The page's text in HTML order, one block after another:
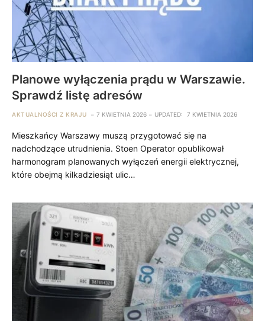
Planowe wyłączenia prądu w Warszawie.
Sprawdź listę adresów
AKTUALNOŚCI Z KRAJU 7 KWIETNIA 2026 UPDATED: 7 KWIETNIA 2026
Mieszkańcy Warszawy muszą przygotować się na
nadchodzące utrudnienia. Stoen Operator opublikował
harmonogram planowanych wyłączeń energii elektrycznej,
które obejmą kilkadziesiąt ulic…